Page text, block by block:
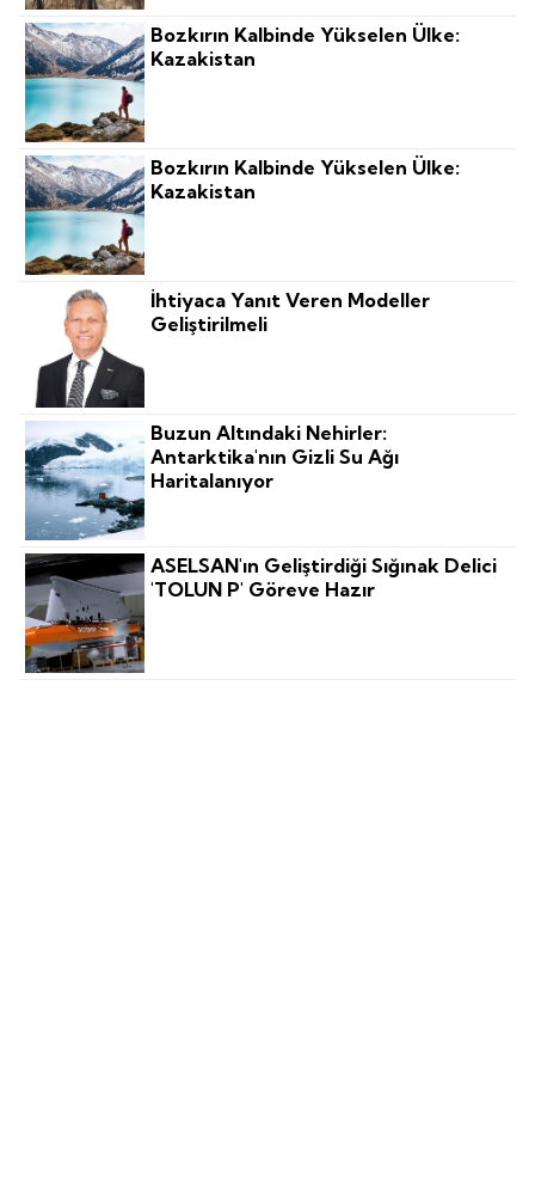
Bozkırın Kalbinde Yükselen Ülke:
Kazakistan
Bozkırın Kalbinde Yükselen Ülke:
Kazakistan
İhtiyaca Yanıt Veren Modeller
Geliştirilmeli
Buzun Altındaki Nehirler:
Antarktika'nın Gizli Su Ağı
Haritalanıyor
ASELSAN'ın Geliştirdiği Sığınak Delici
'TOLUN P' Göreve Hazır